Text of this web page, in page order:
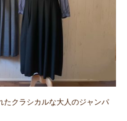
たクラシカルな大人のジャンパ